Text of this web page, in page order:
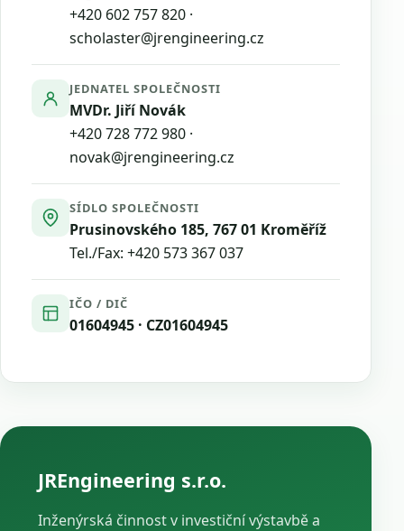
+420 602 757 820 ·
scholaster@jrengineering.cz
JEDNATEL SPOLEČNOSTI
MVDr. Jiří Novák
+420 728 772 980 ·
novak@jrengineering.cz
SÍDLO SPOLEČNOSTI
Prusinovského 185, 767 01 Kroměříž
Tel./Fax: +420 573 367 037
IČO / DIČ
01604945 · CZ01604945
JREngineering s.r.o.
Inženýrská činnost v investiční výstavbě a